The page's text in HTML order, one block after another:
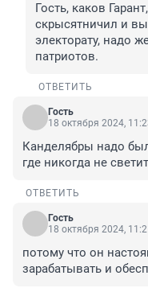
Гость, каков
скрысятничил и
электорату, надо
патриотов.
ОТВЕТИТЬ
Гость
18 октября 2024,
Канделябры надо
где никогда не
ОТВЕТИТЬ
Гость
18 октября 2024,
потому что он
зарабатывать и